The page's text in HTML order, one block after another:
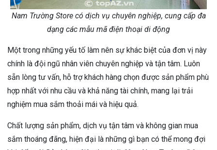
Nam Trường Store có dịch vụ chuyên nghiệp, cung cấp đa
dạng các mẫu mã điện thoại di động
Một trong những yếu tố làm nên sự khác biệt của đơn vị này
chính là đội ngũ nhân viên chuyên nghiệp và tận tâm. Luôn
sẵn lòng tư vấn, hỗ trợ khách hàng chọn được sản phẩm phù
hợp nhất với nhu cầu và khả năng tài chính, mang lại trải
nghiệm mua sắm thoải mái và hiệu quả.
Chất lượng sản phẩm, dịch vụ tận tâm và không gian mua
sắm thoáng đãng, hiện đại là những gì bạn có thể mong đợi